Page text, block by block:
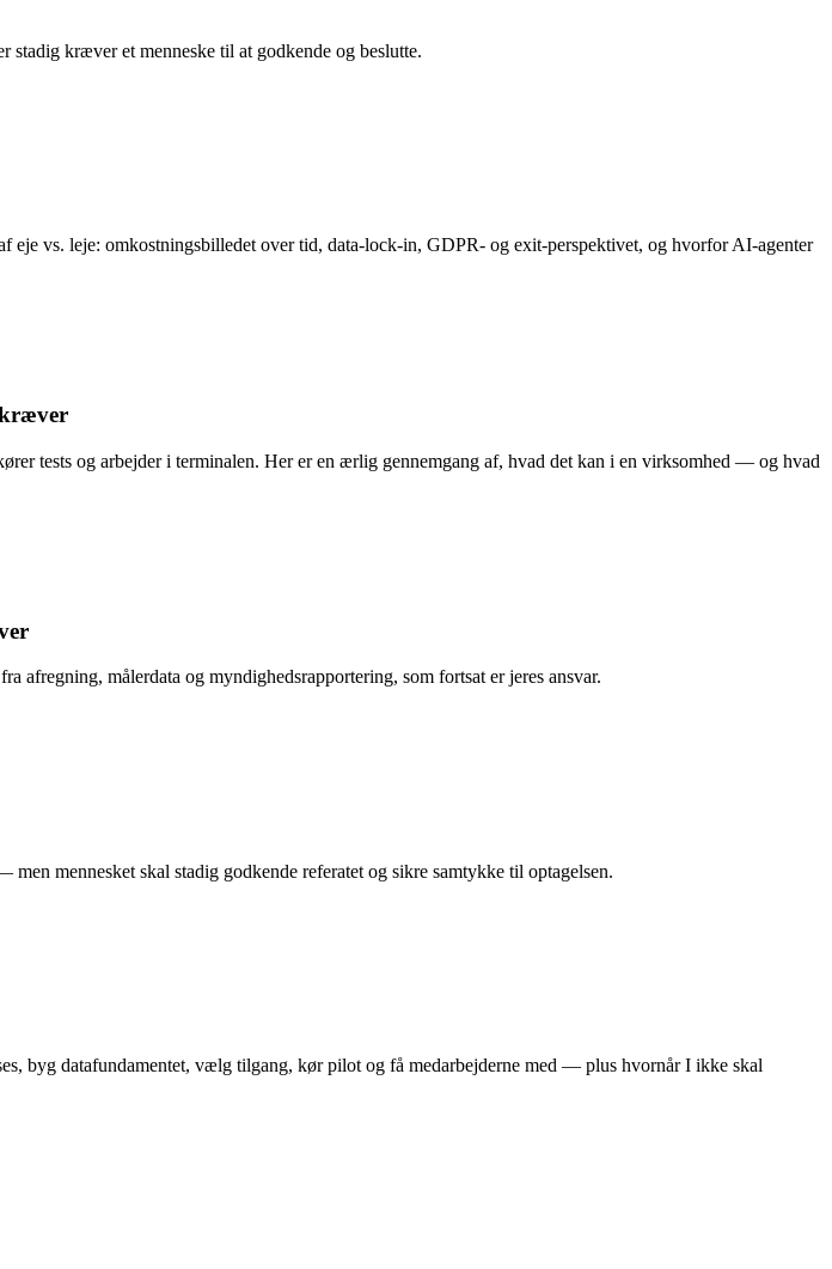
kræver et menneske til at godkende og beslutte.
vs. leje: omkostningsbilledet over tid, data-lock-in, GDPR- og exit-perspektivet, og hvorfor AI-agenter
tests og arbejder i terminalen. Her er en ærlig gennemgang af, hvad det kan i en virksomhed — og hvad
målerdata og myndighedsrapportering, som fortsat er jeres ansvar.
mennesket skal stadig godkende referatet og sikre samtykke til optagelsen.
byg datafundamentet, vælg tilgang, kør pilot og få medarbejderne med — plus hvornår I ikke skal